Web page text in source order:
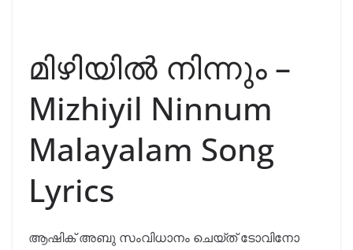
മിഴിയിൽ നിന്നും –
Mizhiyil Ninnum
Malayalam Song
Lyrics
ആഷിക് അബു സംവിധാനം ചെയ്ത് ടോവിനോ